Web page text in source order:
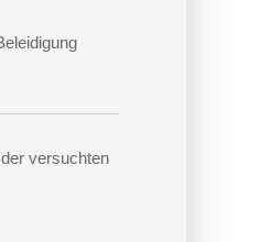
versuchten